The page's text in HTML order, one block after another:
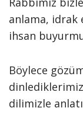
anlama, idrak
ihsan
Böylece
dilimizle